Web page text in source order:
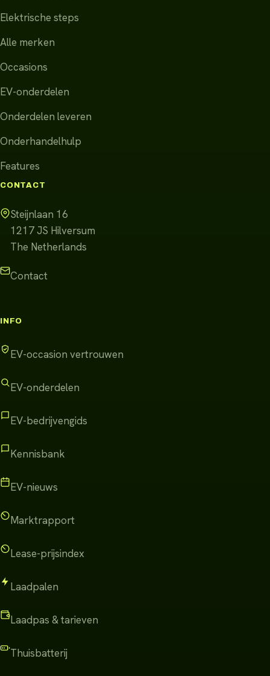
Elektrische steps
Alle merken
Occasions
EV-onderdelen
Onderdelen leveren
Onderhandelhulp
Features
CONTACT
Steijnlaan 16
1217 JS Hilversum
The Netherlands
Contact
INFO
EV-occasion vertrouwen
EV-onderdelen
EV-bedrijvengids
Kennisbank
EV-nieuws
Marktrapport
Lease-prijsindex
Laadpalen
Laadpas & tarieven
Thuisbatterij